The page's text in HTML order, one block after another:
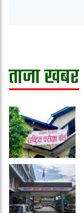
ताजा खबर